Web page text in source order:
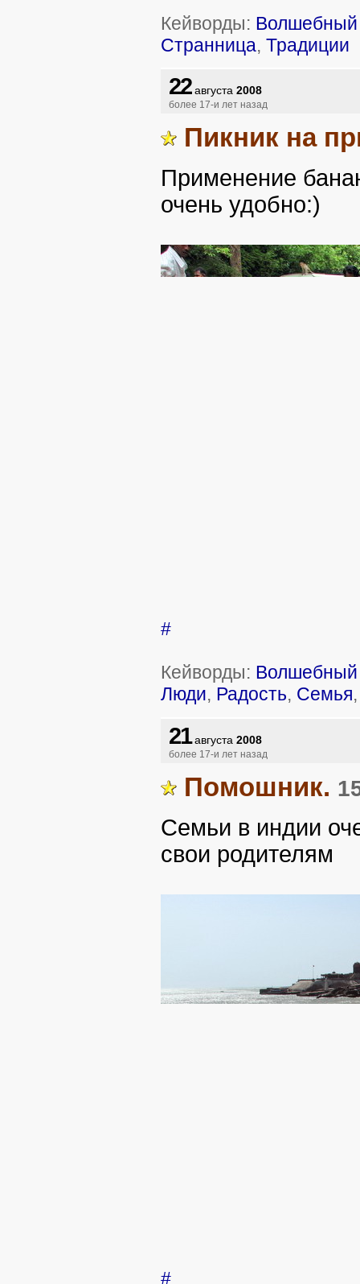
Кейворды: Волшебный
Странница, Традиции
22августа 2008
более 17-и лет назад
Пикник на
Применение
очень удобно:)
#
Кейворды: Волшебный
Люди, Радость, Семья
21августа 2008
более 17-и лет назад
Помошник.
Семьи в индии
свои родителям
#